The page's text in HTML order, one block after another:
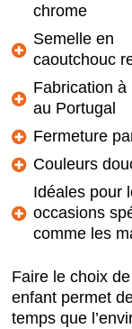
chrome
Semelle en
caoutchouc
Fabrication à
au Portugal
Fermeture
Couleurs
Idéales pour
occasions
comme les
Faire le choix
enfant permet
temps que